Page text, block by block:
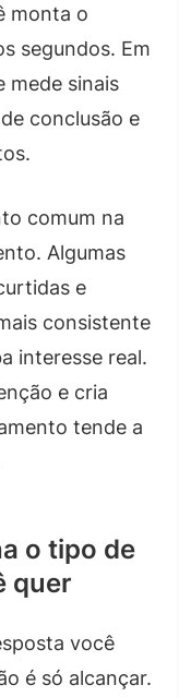
monta o
segundos. Em
mede sinais
conclusão e
comum na
Algumas
e
consistente
interesse real.
e cria
tende a
o tipo de
quer
você
é só alcançar.